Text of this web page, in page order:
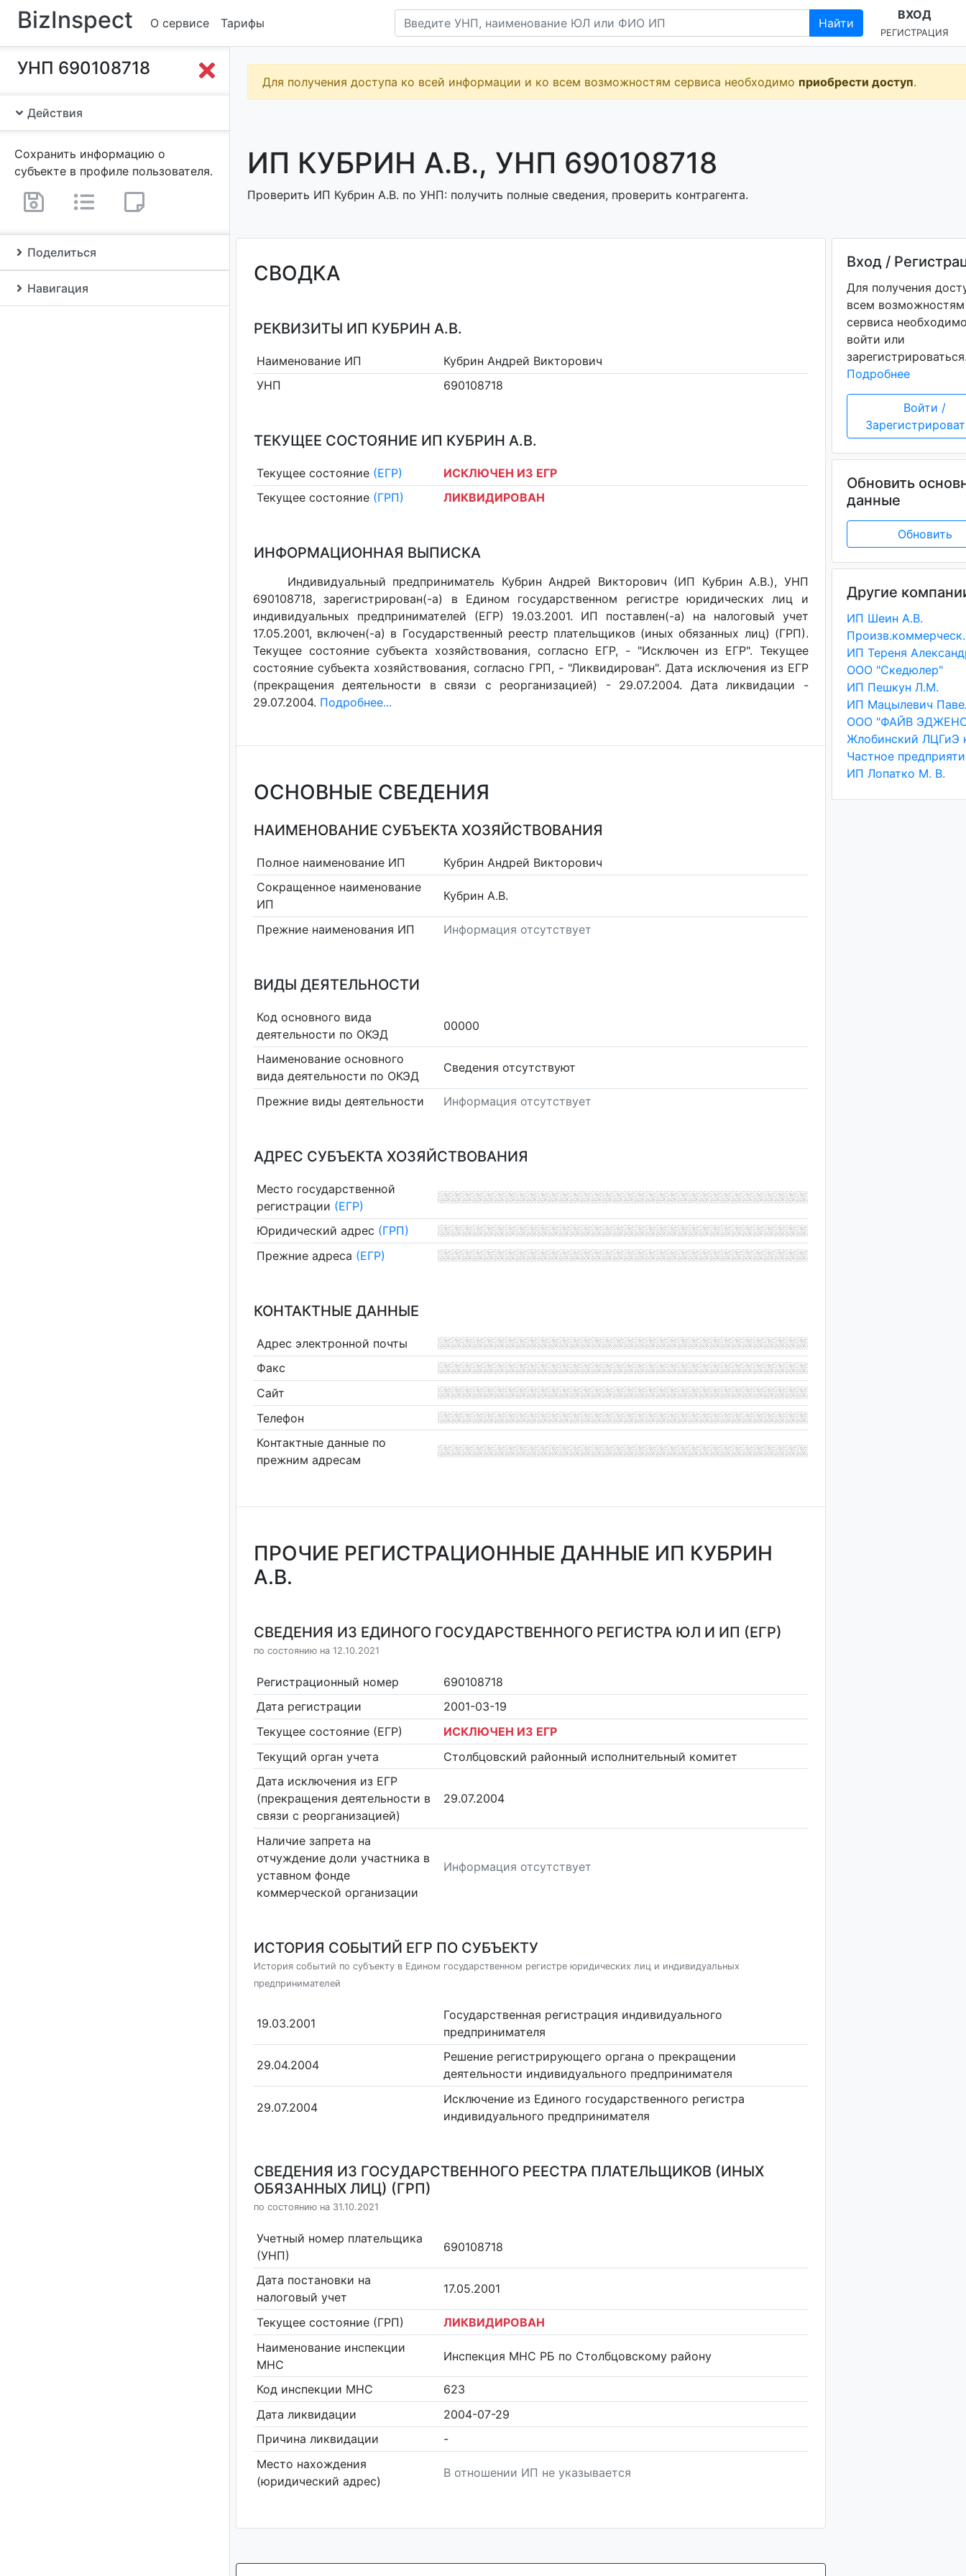
BizInspect О сервисе Тарифы Найти
ВХОД
РЕГИСТРАЦИЯ
УНП 690108718
Действия
Сохранить информацию о
субъекте в профиле пользователя.
Поделиться
Навигация
Для получения доступа ко всей информации и ко всем возможностям сервиса необходимо приобрести доступ.
ИП КУБРИН А.В., УНП 690108718
Проверить ИП Кубрин А.В. по УНП: получить полные сведения, проверить контрагента.
СВОДКА
РЕКВИЗИТЫ ИП КУБРИН А.В.
Наименование ИП
Кубрин Андрей Викторович
УНП
690108718
ТЕКУЩЕЕ СОСТОЯНИЕ ИП КУБРИН А.В.
Текущее состояние (ЕГР)
ИСКЛЮЧЕН ИЗ ЕГР
Текущее состояние (ГРП) ЛИКВИДИРОВАН
ИНФОРМАЦИОННАЯ ВЫПИСКА
Индивидуальный предприниматель Кубрин Андрей Викторович (ИП Кубрин А.В.), УНП
690108718, зарегистрирован(-а) в Едином государственном регистре юридических лиц и
индивидуальных предпринимателей (ЕГР) 19.03.2001. ИП поставлен(-a) на налоговый учет
17.05.2001, включен(-a) в Государственный реестр плательщиков (иных обязанных лиц) (ГРП).
Текущее состояние субъекта хозяйствования, согласно ЕГР, - "Исключен из ЕГР". Текущее
состояние субъекта хозяйствования, согласно ГРП, - "Ликвидирован". Дата исключения из ЕГР
(прекращения деятельности в связи с реорганизацией) - 29.07.2004. Дата ликвидации -
29.07.2004. Подробнее...
ОСНОВНЫЕ СВЕДЕНИЯ
НАИМЕНОВАНИЕ СУБЪЕКТА ХОЗЯЙСТВОВАНИЯ
Полное наименование ИП
Кубрин Андрей Викторович
Сокращенное наименование
ИП
Кубрин А.В.
Прежние наименования ИП Информация отсутствует
ВИДЫ ДЕЯТЕЛЬНОСТИ
Код основного вида
деятельности по ОКЭД
00000
Наименование основного
вида деятельности по ОКЭД
Cведения отсутствуют
Прежние виды деятельности Информация отсутствует
АДРЕС СУБЪЕКТА ХОЗЯЙСТВОВАНИЯ
Место государственной
регистрации (ЕГР)
Юридический адрес (ГРП)
Прежние адреса (ЕГР)
КОНТАКТНЫЕ ДАННЫЕ
Адрес электронной почты
Факс
Сайт
Телефон
Контактные данные по
прежним адресам
ПРОЧИЕ РЕГИСТРАЦИОННЫЕ ДАННЫЕ ИП КУБРИН
А.В.
СВЕДЕНИЯ ИЗ ЕДИНОГО ГОСУДАРСТВЕННОГО РЕГИСТРА ЮЛ И ИП (ЕГР)
по состоянию на 12.10.2021
Регистрационный номер
690108718
Дата регистрации
2001-03-19
Текущее состояние (ЕГР)
ИСКЛЮЧЕН ИЗ ЕГР
Текущий орган учета
Столбцовский районный исполнительный комитет
Дата исключения из ЕГР
(прекращения деятельности в
связи с реорганизацией)
29.07.2004
Наличие запрета на
отчуждение доли участника в
уставном фонде
коммерческой организации
Информация отсутствует
ИСТОРИЯ СОБЫТИЙ ЕГР ПО СУБЪЕКТУ
История событий по субъекту в Едином государственном регистре юридических лиц и индивидуальных
предпринимателей
19.03.2001
Государственная регистрация индивидуального
предпринимателя
29.04.2004
Решение регистрирующего органа о прекращении
деятельности индивидуального предпринимателя
29.07.2004
Исключение из Единого государственного регистра
индивидуального предпринимателя
СВЕДЕНИЯ ИЗ ГОСУДАРСТВЕННОГО РЕЕСТРА ПЛАТЕЛЬЩИКОВ (ИНЫХ
ОБЯЗАННЫХ ЛИЦ) (ГРП)
по состоянию на 31.10.2021
Учетный номер плательщика
(УНП)
690108718
Дата постановки на
налоговый учет
17.05.2001
Текущее состояние (ГРП)
ЛИКВИДИРОВАН
Наименование инспекции
МНС
Инспекция МНС РБ по Столбцовскому району
Код инспекции МНС
623
Дата ликвидации
2004-07-29
Причина ликвидации
-
Место нахождения
(юридический адрес)
В отношении ИП не указывается
Вход /
Для получения
всем возможностям
сервиса
войти или
Подробнее
Войти /
Обновить
данные
Обновить
Другие
ИП Шеин А.В.
ООО "Скедюлер"
ИП Пешкун Л.М.
ООО "ФАЙВ
ИП Лопатко М. В.